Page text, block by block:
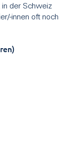
der Schweiz
innen oft noch